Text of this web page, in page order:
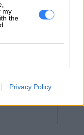
my
the
Privacy Policy